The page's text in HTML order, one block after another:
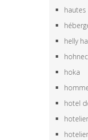
hautes
helly
hoka
hotel